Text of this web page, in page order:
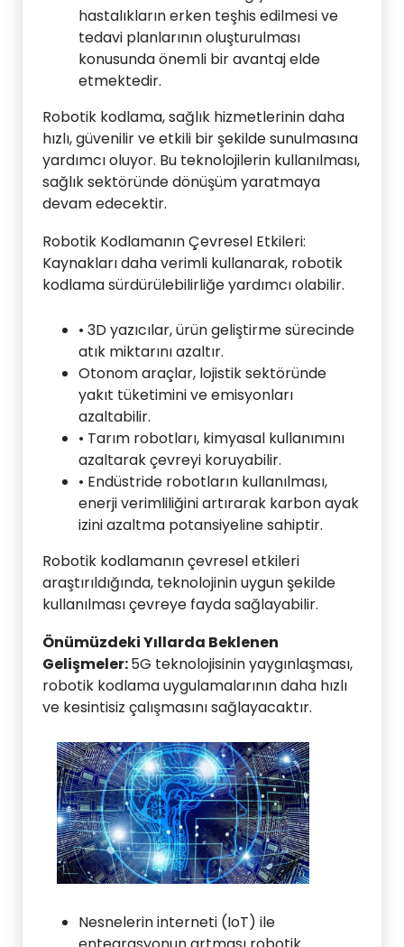
hastalıkların erken teşhis edilmesi ve
tedavi planlarının oluşturulması
konusunda önemli bir avantaj elde
etmektedir.
Robotik kodlama, sağlık hizmetlerinin daha
hızlı, güvenilir ve etkili bir şekilde sunulmasına
yardımcı oluyor. Bu teknolojilerin kullanılması,
sağlık sektöründe dönüşüm yaratmaya
devam edecektir.
Robotik Kodlamanın Çevresel Etkileri:
Kaynakları daha verimli kullanarak, robotik
kodlama sürdürülebilirliğe yardımcı olabilir.
• 3D yazıcılar, ürün geliştirme sürecinde
atık miktarını azaltır.
Otonom araçlar, lojistik sektöründe
yakıt tüketimini ve emisyonları
azaltabilir.
• Tarım robotları, kimyasal kullanımını
azaltarak çevreyi koruyabilir.
• Endüstride robotların kullanılması,
enerji verimliliğini artırarak karbon ayak
izini azaltma potansiyeline sahiptir.
Robotik kodlamanın çevresel etkileri
araştırıldığında, teknolojinin uygun şekilde
kullanılması çevreye fayda sağlayabilir.
Önümüzdeki Yıllarda Beklenen
Gelişmeler:5G teknolojisinin yaygınlaşması,
robotik kodlama uygulamalarının daha hızlı
ve kesintisiz çalışmasını sağlayacaktır.
Nesnelerin interneti (IoT) ile